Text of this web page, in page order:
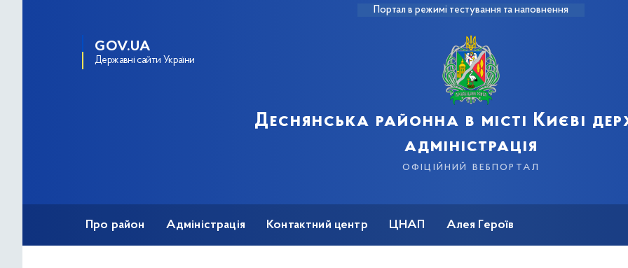
Портал в режимі тестування та наповнення
GOV.UA
Державні сайти України
Деснянська районна в місті Києві
адміністрація
офіційний вебпортал
Про район Адміністрація Контактний центр ЦНАП Алея Героїв